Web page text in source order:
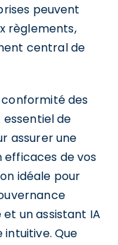
peuvent
règlements,
central de
conformité des
essentiel de
assurer une
de vos
idéale pour
un assistant IA
Que